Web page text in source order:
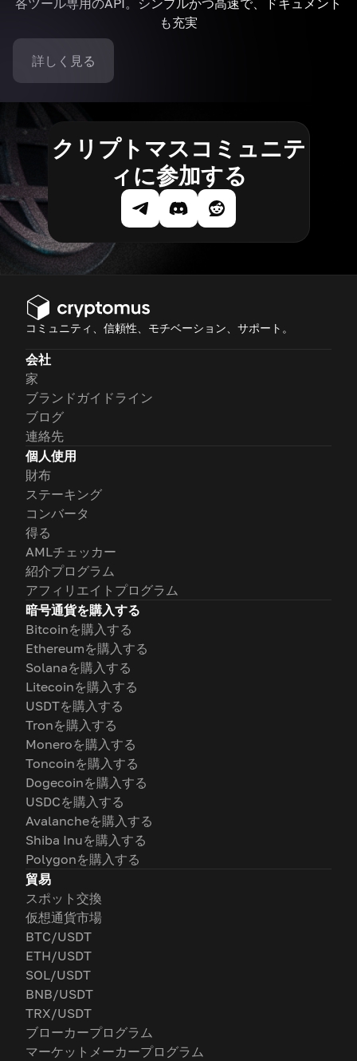
各ツール専用のAPI。シンプルかつ高速で、ドキュメント
も充実
詳しく見る
クリプトマスコミュニテ
ィに参加する
コミュニティ、信頼性、モチベーション、サポート。
会社
家
ブランドガイドライン
ブログ
連絡先
個人使用
財布
ステーキング
コンバータ
得る
AMLチェッカー
紹介プログラム
アフィリエイトプログラム
暗号通貨を購入する
Bitcoinを購入する
Ethereumを購入する
Solanaを購入する
Litecoinを購入する
USDTを購入する
Tronを購入する
Moneroを購入する
Toncoinを購入する
Dogecoinを購入する
USDCを購入する
Avalancheを購入する
Shiba Inuを購入する
Polygonを購入する
貿易
スポット交換
仮想通貨市場
BTC/USDT
ETH/USDT
SOL/USDT
BNB/USDT
TRX/USDT
ブローカープログラム
マーケットメーカープログラム